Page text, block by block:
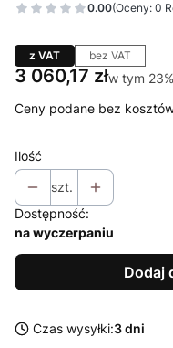
0.00(Oceny: 0
z VAT bez VAT
Cena
3 060,17 złw tym
w tym 23%
Ceny podane bez
Ilość
szt.
Dostępność:
na wyczerpaniu
Dodaj
Czas wysyłki:3 dni